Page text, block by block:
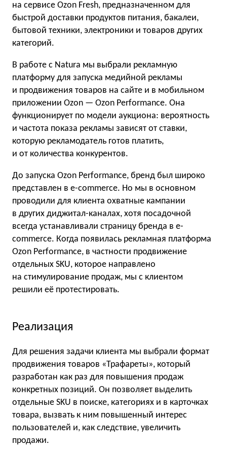
на сервисе Ozon Fresh, предназначенном для
быстрой доставки продуктов питания, бакалеи,
бытовой техники, электроники и товаров других
категорий.
В работе с Natura мы выбрали рекламную
платформу для запуска медийной рекламы
и продвижения товаров на сайте и в мобильном
приложении Ozon — Ozon Performance. Она
функционирует по модели аукциона: вероятность
и частота показа рекламы зависят от ставки,
которую рекламодатель готов платить,
и от количества конкурентов.
До запуска Ozon Performance, бренд был широко
представлен в e-commerce. Но мы в основном
проводили для клиента охватные кампании
в других диджитал-каналах, хотя посадочной
всегда устанавливали страницу бренда в e-
commerce. Когда появилась рекламная платформа
Ozon Performance, в частности продвижение
отдельных SKU, которое направлено
на стимулирование продаж, мы с клиентом
решили её протестировать.
Реализация
Для решения задачи клиента мы выбрали формат
продвижения товаров «Трафареты», который
разработан как раз для повышения продаж
конкретных позиций. Он позволяет выделить
отдельные SKU в поиске, категориях и в карточках
товара, вызвать к ним повышенный интерес
пользователей и, как следствие, увеличить
продажи.